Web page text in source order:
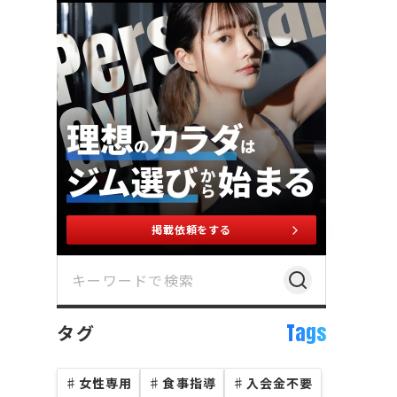
掲載依頼をする
タグ Tags
♯ 女性専用 ♯ 食事指導 ♯ 入会金不要